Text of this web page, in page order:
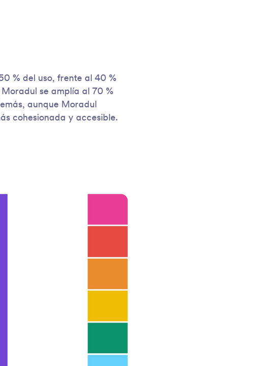
% del uso, frente al 40 %
se amplía al 70 %
aunque Moradul
cohesionada y accesible.